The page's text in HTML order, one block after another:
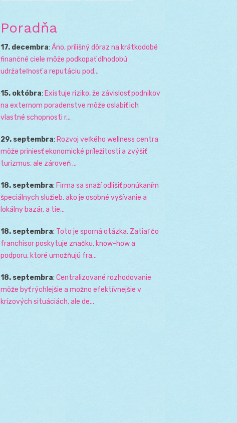
Poradňa
17. decembra: Áno, prílišný dôraz na krátkodobé
finančné ciele môže podkopať dlhodobú
udržateľnosť a reputáciu pod...
15. októbra: Existuje riziko, že závislosť podnikov
na externom poradenstve môže oslabiť ich
vlastné schopnosti r...
29. septembra: Rozvoj veľkého wellness centra
môže priniesť ekonomické príležitosti a zvýšiť
turizmus, ale zároveň ...
18. septembra: Firma sa snaží odlišiť ponúkaním
špeciálnych služieb, ako je osobné vyšívanie a
lokálny bazár, a tie...
18. septembra: Toto je sporná otázka. Zatiaľ čo
franchisor poskytuje značku, know-how a
podporu, ktoré umožňujú fra...
18. septembra: Centralizované rozhodovanie
môže byť rýchlejšie a možno efektívnejšie v
krízových situáciách, ale de...